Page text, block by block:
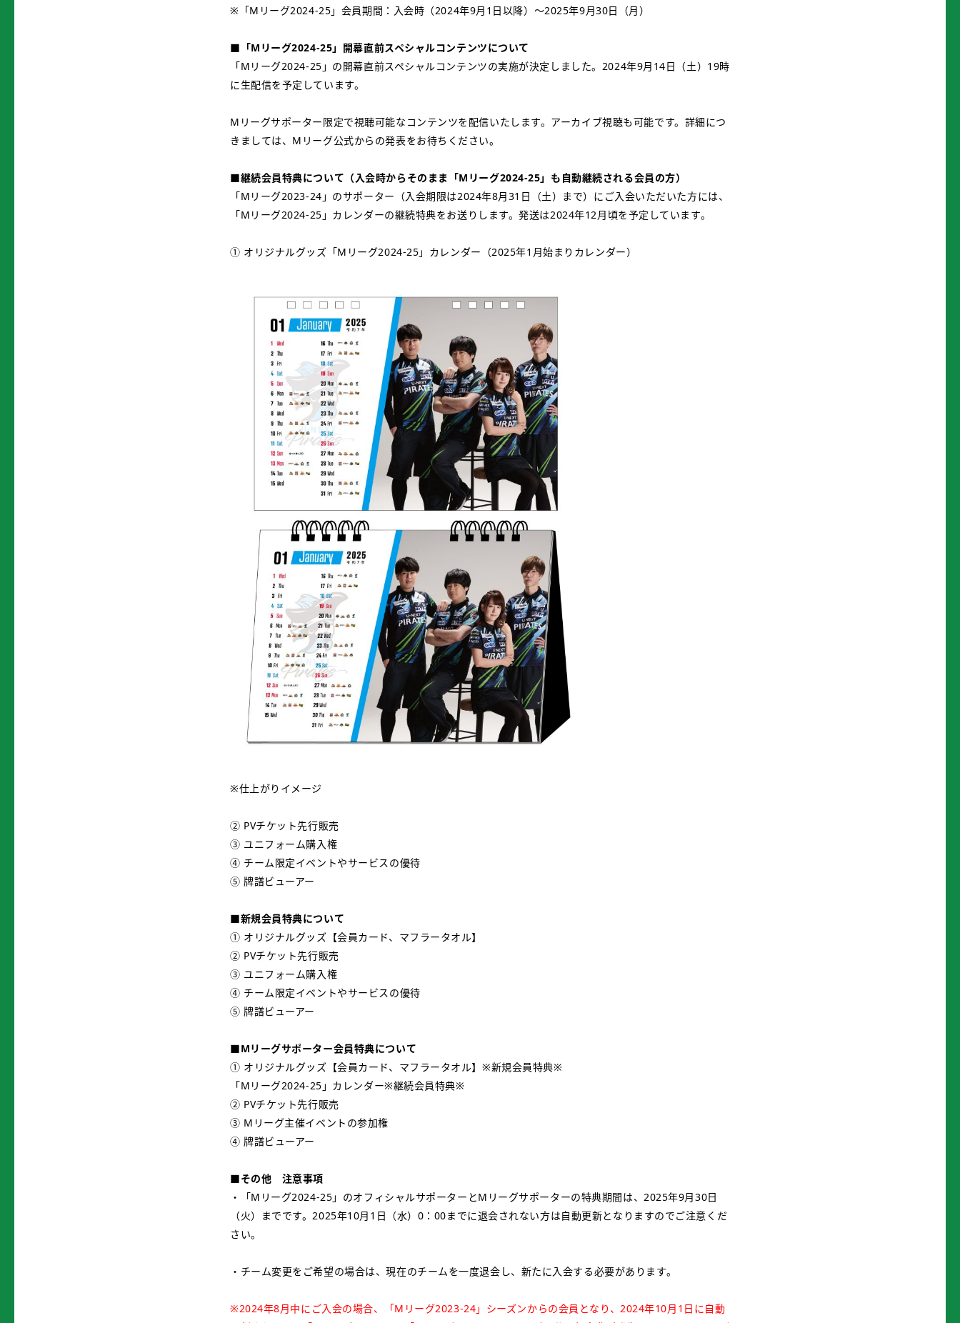
※「Mリーグ2024-25」会員期間：入会時（2024年9月1日以降）～2025年9月30日（月）
■「Mリーグ2024-25」開幕直前スペシャルコンテンツについて
「Mリーグ2024-25」の開幕直前スペシャルコンテンツの実施が決定しました。2024年9月14日（土）19時
に生配信を予定しています。
Mリーグサポーター限定で視聴可能なコンテンツを配信いたします。アーカイブ視聴も可能です。詳細につ
きましては、Mリーグ公式からの発表をお待ちください。
■継続会員特典について（入会時からそのまま「Mリーグ2024-25」も自動継続される会員の方）
「Mリーグ2023-24」のサポーター（入会期限は2024年8月31日（土）まで）にご入会いただいた方には、
「Mリーグ2024-25」カレンダーの継続特典をお送りします。発送は2024年12月頃を予定しています。
① オリジナルグッズ「Mリーグ2024-25」カレンダー（2025年1月始まりカレンダー）
※仕上がりイメージ
② PVチケット先行販売
③ ユニフォーム購入権
④ チーム限定イベントやサービスの優待
⑤ 牌譜ビューアー
■新規会員特典について
① オリジナルグッズ【会員カード、マフラータオル】
② PVチケット先行販売
③ ユニフォーム購入権
④ チーム限定イベントやサービスの優待
⑤ 牌譜ビューアー
■Mリーグサポーター会員特典について
① オリジナルグッズ【会員カード、マフラータオル】※新規会員特典※
「Mリーグ2024-25」カレンダー※継続会員特典※
② PVチケット先行販売
③ Mリーグ主催イベントの参加権
④ 牌譜ビューアー
■その他 注意事項
・「Mリーグ2024-25」のオフィシャルサポーターとMリーグサポーターの特典期間は、2025年9月30日
（火）までです。2025年10月1日（水）0：00までに退会されない方は自動更新となりますのでご注意くだ
さい。
・チーム変更をご希望の場合は、現在のチームを一度退会し、新たに入会する必要があります。
※2024年8月中にご入会の場合、「Mリーグ2023-24」シーズンからの会員となり、2024年10月1日に自動